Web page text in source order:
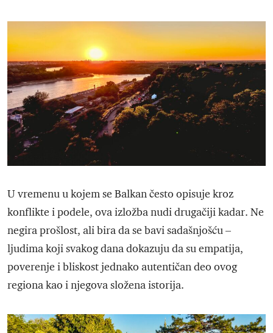
U vremenu u kojem se Balkan često opisuje kroz
konflikte i podele, ova izložba nudi drugačiji kadar. Ne
negira prošlost, ali bira da se bavi sadašnjošću –
ljudima koji svakog dana dokazuju da su empatija,
poverenje i bliskost jednako autentičan deo ovog
regiona kao i njegova složena istorija.